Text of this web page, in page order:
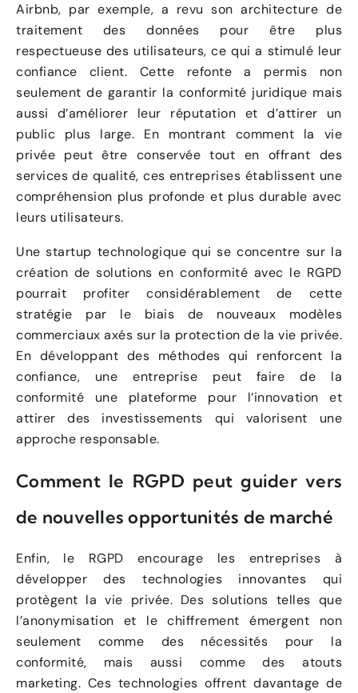
Airbnb, par exemple, a revu son architecture de
traitement des données pour être plus
respectueuse des utilisateurs, ce qui a stimulé leur
confiance client. Cette refonte a permis non
seulement de garantir la conformité juridique mais
aussi d’améliorer leur réputation et d’attirer un
public plus large. En montrant comment la vie
privée peut être conservée tout en offrant des
services de qualité, ces entreprises établissent une
compréhension plus profonde et plus durable avec
leurs utilisateurs.
Une startup technologique qui se concentre sur la
création de solutions en conformité avec le RGPD
pourrait profiter considérablement de cette
stratégie par le biais de nouveaux modèles
commerciaux axés sur la protection de la vie privée.
En développant des méthodes qui renforcent la
confiance, une entreprise peut faire de la
conformité une plateforme pour l’innovation et
attirer des investissements qui valorisent une
approche responsable.
Comment le RGPD peut guider vers
de nouvelles opportunités de marché
Enfin, le RGPD encourage les entreprises à
développer des technologies innovantes qui
protègent la vie privée. Des solutions telles que
l’anonymisation et le chiffrement émergent non
seulement comme des nécessités pour la
conformité, mais aussi comme des atouts
marketing. Ces technologies offrent davantage de